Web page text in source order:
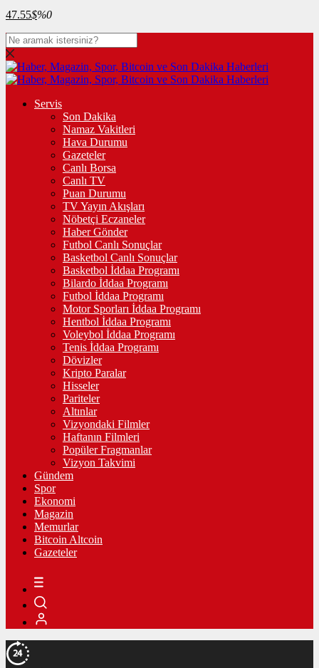
47.55$%0
Servis
Son Dakika
Namaz Vakitleri
Hava Durumu
Gazeteler
Canlı Borsa
Canlı TV
Puan Durumu
TV Yayın Akışları
Nöbetçi Eczaneler
Haber Gönder
Futbol Canlı Sonuçlar
Basketbol Canlı Sonuçlar
Basketbol İddaa Programı
Bilardo İddaa Programı
Futbol İddaa Programı
Motor Sporları İddaa Programı
Hentbol İddaa Programı
Voleybol İddaa Programı
Tenis İddaa Programı
Dövizler
Kripto Paralar
Hisseler
Pariteler
Altınlar
Vizyondaki Filmler
Haftanın Filmleri
Popüler Fragmanlar
Vizyon Takvimi
Gündem
Spor
Ekonomi
Magazin
Memurlar
Bitcoin Altcoin
Gazeteler